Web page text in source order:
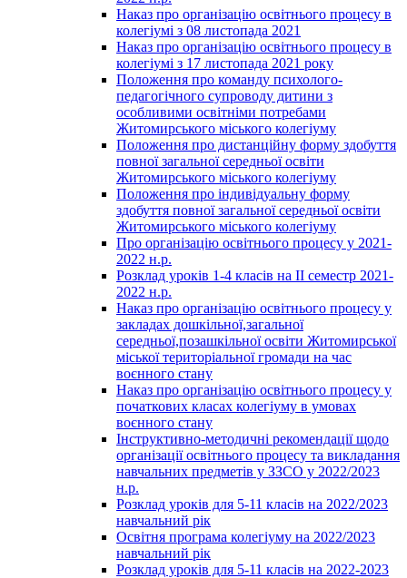
Наказ про організацію освітнього процесу в
колегіумі з 08 листопада 2021
Наказ про організацію освітнього процесу в
колегіумі з 17 листопада 2021 року
Положення про команду психолого-
педагогічного супроводу дитини з
особливими освітніми потребами
Житомирського міського колегіуму
Положення про дистанційну форму здобуття
повної загальної середньої освіти
Житомирського міського колегіуму
Положення про індивідуальну форму
здобуття повної загальної середньої освіти
Житомирського міського колегіуму
Про організацію освітнього процесу у 2021-
2022 н.р.
Розклад уроків 1-4 класів на ІІ семестр 2021-
2022 н.р.
Наказ про організацію освітнього процесу у
закладах дошкільної,загальної
середньої,позашкільної освіти Житомирської
міської територіальної громади на час
воєнного стану
Наказ про організацію освітнього процесу у
початкових класах колегіуму в умовах
воєнного стану
Інструктивно-методичні рекомендації щодо
організації освітнього процесу та викладання
навчальних предметів у ЗЗСО у 2022/2023
н.р.
Розклад уроків для 5-11 класів на 2022/2023
навчальний рік
Освітня програма колегіуму на 2022/2023
навчальний рік
Розклад уроків для 5-11 класів на 2022-2023